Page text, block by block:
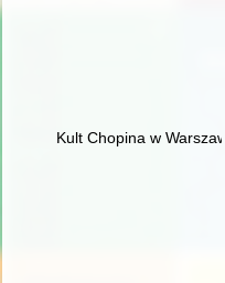
Kult Chopina w